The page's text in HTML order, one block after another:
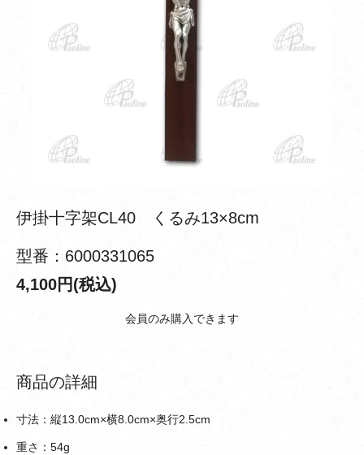
伊掛十字架CL40 くるみ13×8cm
型番：6000331065
4,100円(税込)
会員のみ購入できます
商品の詳細
寸法：縦13.0cm×横8.0cm×奥行2.5cm
重さ：54g